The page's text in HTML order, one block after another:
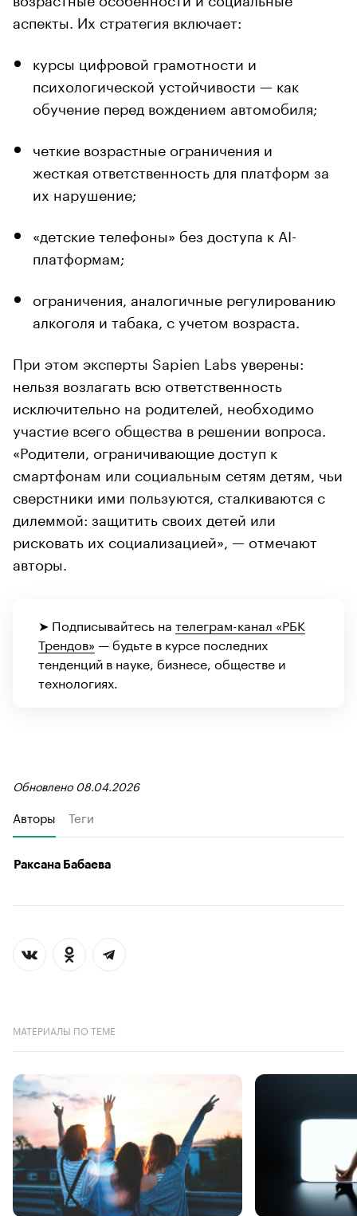
аспекты. Их стратегия включает:
курсы цифровой грамотности и
психологической устойчивости — как
обучение перед вождением автомобиля;
четкие возрастные ограничения и
жесткая ответственность для платформ за
их нарушение;
«детские телефоны» без доступа к AI-
платформам;
ограничения, аналогичные регулированию
алкоголя и табака, с учетом возраста.
При этом эксперты Sapien Labs уверены:
нельзя возлагать всю ответственность
исключительно на родителей, необходимо
участие всего общества в решении вопроса.
«Родители, ограничивающие доступ к
смартфонам или социальным сетям детям, чьи
сверстники ими пользуются, сталкиваются с
дилеммой: защитить своих детей или
рисковать их социализацией», — отмечают
авторы.
➤ Подписывайтесь на телеграм-канал «РБК
Трендов» — будьте в курсе последних
тенденций в науке, бизнесе, обществе и
технологиях.
Обновлено 08.04.2026
Авторы Теги
Раксана Бабаева
МАТЕРИАЛЫ ПО ТЕМЕ